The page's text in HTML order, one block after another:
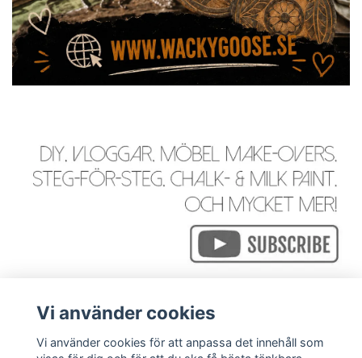
Vi använder cookies
Vi använder cookies för att anpassa det innehåll som